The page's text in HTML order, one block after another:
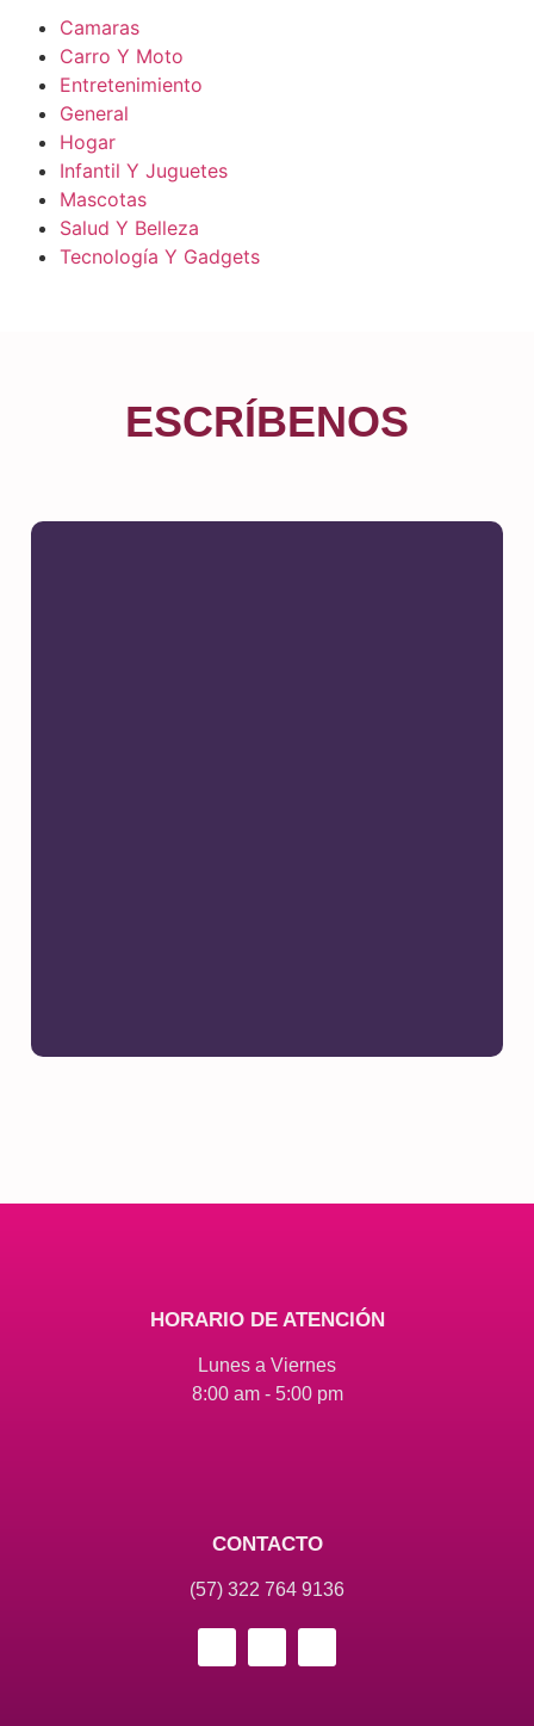
Camaras
Carro Y Moto
Entretenimiento
General
Hogar
Infantil Y Juguetes
Mascotas
Salud Y Belleza
Tecnología Y Gadgets
ESCRÍBENOS
HORARIO DE ATENCIÓN
Lunes a Viernes
8:00 am - 5:00 pm
CONTACTO
(57) 322 764 9136